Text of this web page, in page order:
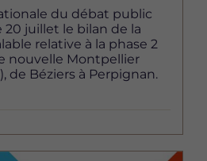
du débat public
20 juillet le bilan de la
relative à la phase 2
nouvelle Montpellier
de Béziers à Perpignan.